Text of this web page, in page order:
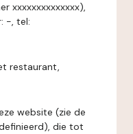
xxxxxxxxxxxxxx),
-, tel:
restaurant,
website (zie de
die tot